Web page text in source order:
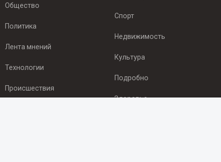
Общество
Политика
Лента мнений
Технологии
Происшествия
Спорт
Недвижимость
Культура
Подробно
Здоровье